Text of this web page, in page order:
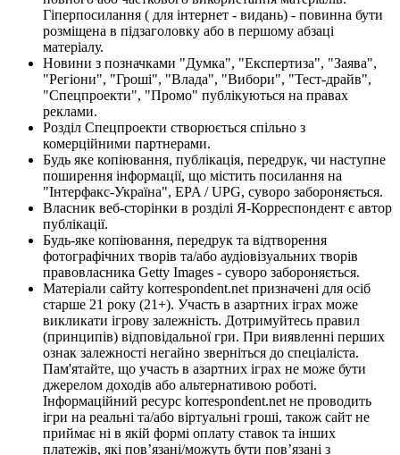
Гіперпосилання ( для інтернет - видань) - повинна бути
розміщена в підзаголовку або в першому абзаці
матеріалу.
Новини з позначками "Думка", "Експертиза", "Заява",
"Регіони", "Гроші", "Влада", "Вибори", "Тест-драйв",
"Спецпроекти", "Промо" публікуються на правах
реклами.
Розділ Спецпроекти створюється спільно з
комерційними партнерами.
Будь яке копіювання, публікація, передрук, чи наступне
поширення інформації, що містить посилання на
"Інтерфакс-Україна", EPA / UPG, суворо забороняється.
Власник веб-сторінки в розділі Я-Корреспондент є автор
публікації.
Будь-яке копіювання, передрук та відтворення
фотографічних творів та/або аудіовізуальних творів
правовласника Getty Images - суворо забороняється.
Матеріали сайту korrespondent.net призначені для осіб
старше 21 року (21+). Участь в азартних іграх може
викликати ігрову залежність. Дотримуйтесь правил
(принципів) відповідальної гри. При виявленні перших
ознак залежності негайно зверніться до спеціаліста.
Пам'ятайте, що участь в азартних іграх не може бути
джерелом доходів або альтернативою роботі.
Інформаційний ресурс korrespondent.net не проводить
ігри на реальні та/або віртуальні гроші, також сайт не
приймає ні в якій формі оплату ставок та інших
платежів, які пов’язані/можуть бути пов’язані з